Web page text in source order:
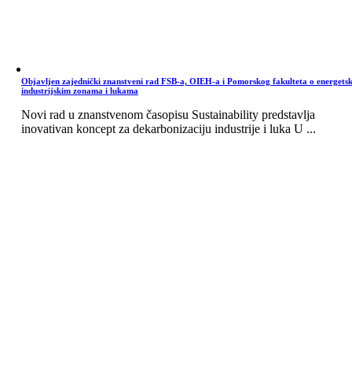
Objavljen zajednički znanstveni rad FSB-a, OIEH-a i Pomorskog fakulteta o
industrijskim zonama i lukama
Novi rad u znanstvenom časopisu Sustainability predstavlja
inovativan koncept za dekarbonizaciju industrije i luka U ...